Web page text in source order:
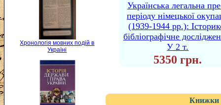
Хронологія мовних подій в
Україні
Українська легальна
періоду німецької
(1939-1944 рр.):
бібліографічне
У 2 т.
5350 грн.
Книжки